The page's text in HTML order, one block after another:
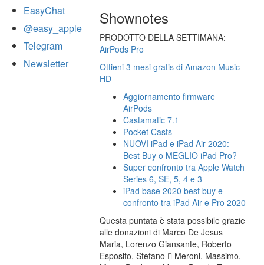
EasyChat
@easy_apple
Telegram
Newsletter
Shownotes
PRODOTTO DELLA SETTIMANA:
AirPods Pro
Ottieni 3 mesi gratis di Amazon Music
HD
Aggiornamento firmware
AirPods
Castamatic 7.1
Pocket Casts
NUOVI iPad e iPad Air 2020:
Best Buy o MEGLIO iPad Pro?
Super confronto tra Apple Watch
Series 6, SE, 5, 4 e 3
iPad base 2020 best buy e
confronto tra iPad Air e Pro 2020
Questa puntata è stata possibile grazie
alle donazioni di Marco De Jesus
Maria, Lorenzo Giansante, Roberto
Esposito, Stefano  Meroni, Massimo,